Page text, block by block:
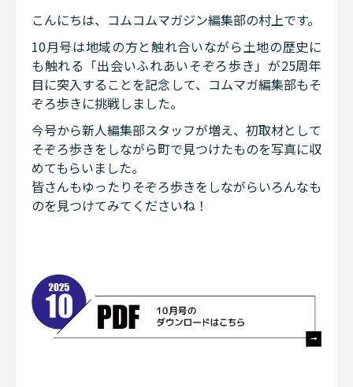
こんにちは、コムコムマガジン編集部の村上です。
10月号は地域の方と触れ合いながら土地の歴史に
も触れる「出会いふれあいそぞろ歩き」が25周年
目に突入することを記念して、コムマガ編集部もそ
ぞろ歩きに挑戦しました。
今号から新人編集部スタッフが増え、初取材として
そぞろ歩きをしながら町で見つけたものを写真に収
めてもらいました。
皆さんもゆったりそぞろ歩きをしながらいろんなも
のを見つけてみてくださいね！